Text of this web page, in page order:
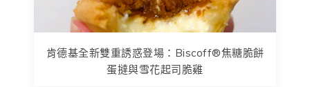
肯德基全新雙重誘惑登場：Biscoff®焦糖脆餅
蛋撻與雪花起司脆雞